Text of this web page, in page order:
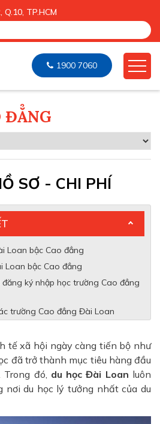
TP.HCM
1900 7060
ĐẲNG
SƠ - CHI PHÍ
Loan bậc Cao đẳng
Loan bậc Cao đẳng
ký nhập học trường Cao đẳng
trường Cao đẳng Đài Loan
tế xã hội ngày càng tiến bộ như
đã trở thành mục tiêu hàng đầu
đó, du học Đài Loan luôn
nơi du học lý tưởng nhất của du